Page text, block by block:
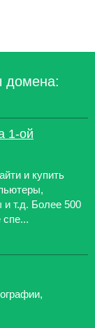
домена:
1-ой
и купить
т.д. Более 500